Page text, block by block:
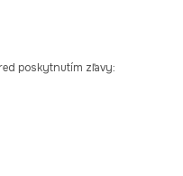
poskytnutím zľavy: